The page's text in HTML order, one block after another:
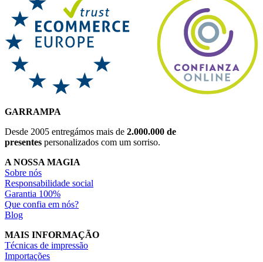
GARRAMPA
Desde 2005 entregámos mais de 2.000.000 de
presentes personalizados com um sorriso.
A NOSSA MAGIA
Sobre nós
Responsabilidade social
Garantia 100%
Que confia em nós?
Blog
MAIS INFORMAÇÃO
Técnicas de impressão
Importações